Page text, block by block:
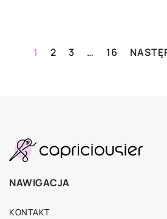
1 2 3 … 16
NAWIGACJA
KONTAKT